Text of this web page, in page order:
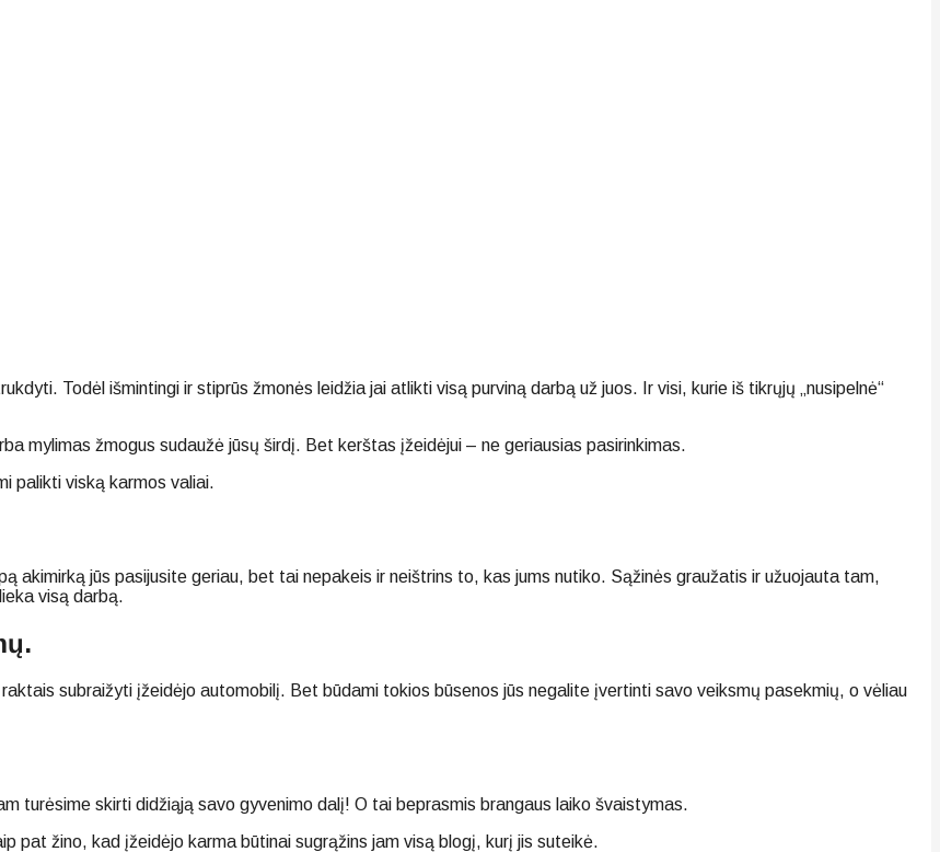
Todėl išmintingi ir stiprūs žmonės leidžia jai atlikti visą purviną darbą už juos. Ir visi, kurie iš tikrųjų „nusipelnė“
mylimas žmogus sudaužė jūsų širdį. Bet kerštas įžeidėjui – ne geriausias pasirinkimas.
palikti viską karmos valiai.
akimirką jūs pasijusite geriau, bet tai nepakeis ir neištrins to, kas jums nutiko. Sąžinės graužatis ir užuojauta tam,
visą darbą.
subraižyti įžeidėjo automobilį. Bet būdami tokios būsenos jūs negalite įvertinti savo veiksmų pasekmių, o vėliau
turėsime skirti didžiąją savo gyvenimo dalį! O tai beprasmis brangaus laiko švaistymas.
pat žino, kad įžeidėjo karma būtinai sugrąžins jam visą blogį, kurį jis suteikė.